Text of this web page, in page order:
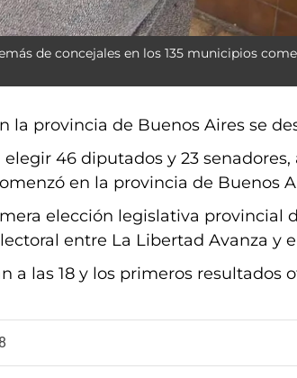
de concejales en los 135 municipios
la provincia de Buenos Aires se
elegir 46 diputados y 23
en la provincia de Buenos
elección legislativa provincial
entre La Libertad Avanza y
a las 18 y los primeros resultados